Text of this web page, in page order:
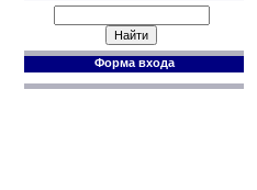
Форма входа